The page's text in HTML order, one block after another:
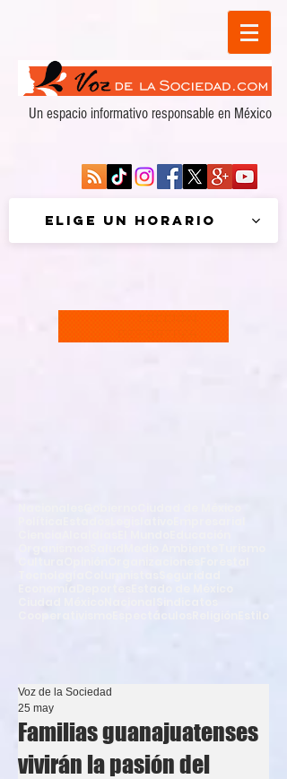
Un espacio informativo responsable en México
Elige un horario
Familias guanajuatenses
vivirán la pasión del
Voz de la Sociedad
25 may